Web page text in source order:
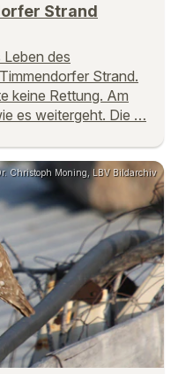
Strand
des
Strand.
keine Rettung. Am
es weitergeht. Die …
Christoph Moning, LBV Bildarchiv